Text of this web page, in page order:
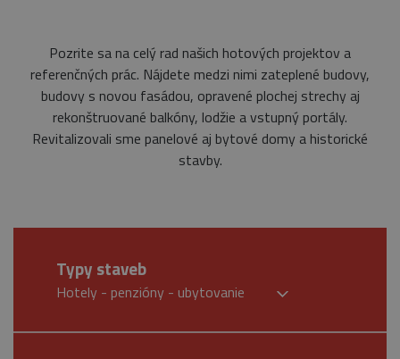
Pozrite sa na celý rad našich hotových projektov a
referenčných prác. Nájdete medzi nimi zateplené budovy,
budovy s novou fasádou, opravené plochej strechy aj
rekonštruované balkóny, lodžie a vstupný portály.
Revitalizovali sme panelové aj bytové domy a historické
stavby.
Typy staveb
Hotely - penzióny - ubytovanie